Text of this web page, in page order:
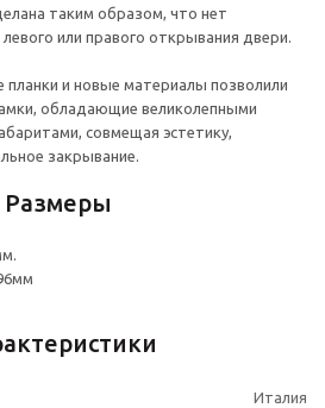
таким образом, что нет
или правого открывания двери.
и новые материалы позволили
обладающие великолепными
совмещая эстетику,
закрывание.
Размеры
Италия